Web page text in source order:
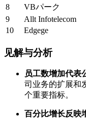
8
VBパーク
9
Allt Infotelecom
10
Edgege
见解与分析
员工数增加代表
司业务的扩展和
个重要指标。
百分比增长反映